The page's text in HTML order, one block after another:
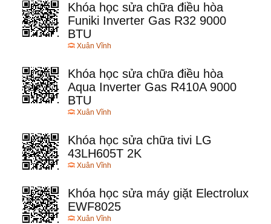
Khóa học sửa chữa điều hòa
Funiki Inverter Gas R32 9000
BTU
Xuân Vĩnh
Khóa học sửa chữa điều hòa
Aqua Inverter Gas R410A 9000
BTU
Xuân Vĩnh
Khóa học sửa chữa tivi LG
43LH605T 2K
Xuân Vĩnh
Khóa học sửa máy giặt Electrolux
EWF8025
Xuân Vĩnh